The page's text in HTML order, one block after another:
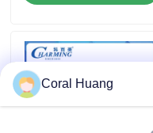
Vraag een offerte aan
Coral Huang